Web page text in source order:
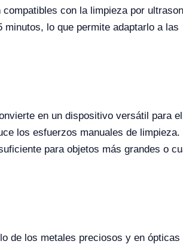
con la limpieza por
lo que permite adaptarlo a las
en un dispositivo versátil para
los esfuerzos manuales de limpieza.
para objetos más grandes o
de los metales preciosos y en ópticas